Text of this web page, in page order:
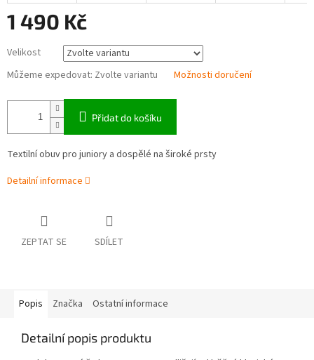
1 490 Kč
cena:
Velikost
Můžeme expedovat: Zvolte variantu Možnosti doručení
Přidat do košíku
Textilní obuv pro juniory a dospělé na široké prsty
Detailní informace
ZEPTAT SE SDÍLET
Popis Značka Ostatní informace
Detailní popis produktu